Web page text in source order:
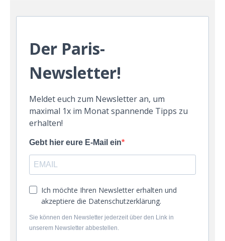
Der Paris-
Newsletter!
Meldet euch zum Newsletter an, um
maximal 1x im Monat spannende Tipps zu
erhalten!
Gebt hier eure E-Mail ein
Ich möchte Ihren Newsletter erhalten und
akzeptiere die Datenschutzerklärung.
Sie können den Newsletter jederzeit über den Link in
unserem Newsletter abbestellen.